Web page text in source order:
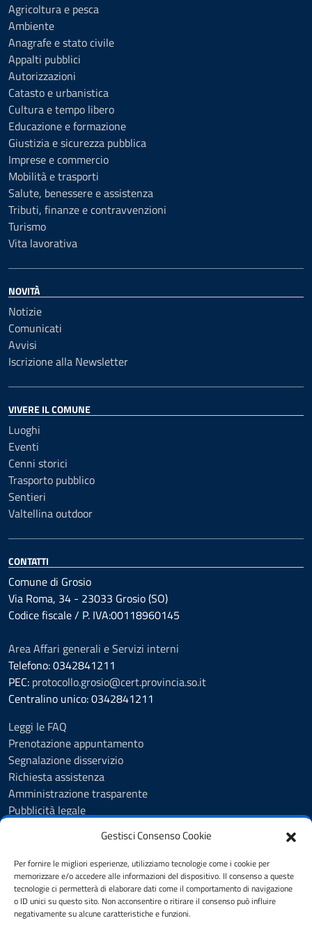
Gestisci Consenso Cookie
Per fornire le migliori esperienze, utilizziamo tecnologie come i cookie per
memorizzare e/o accedere alle informazioni del dispositivo. Il consenso a queste
tecnologie ci permetterà di elaborare dati come il comportamento di navigazione
o ID unici su questo sito. Non acconsentire o ritirare il consenso può influire
negativamente su alcune caratteristiche e funzioni.
Agricoltura e pesca
Ambiente
Anagrafe e stato civile
Appalti pubblici
Autorizzazioni
Catasto e urbanistica
Cultura e tempo libero
Educazione e formazione
Giustizia e sicurezza pubblica
Imprese e commercio
Mobilità e trasporti
Salute, benessere e assistenza
Tributi, finanze e contravvenzioni
Turismo
Vita lavorativa
NOVITÀ
Notizie
Comunicati
Avvisi
Iscrizione alla Newsletter
VIVERE IL COMUNE
Luoghi
Eventi
Cenni storici
Trasporto pubblico
Sentieri
Valtellina outdoor
CONTATTI
Comune di Grosio
Via Roma, 34 - 23033 Grosio (SO)
Codice fiscale / P. IVA:00118960145
Area Affari generali e Servizi interni
Telefono: 0342841211
PEC: protocollo.grosio@cert.provincia.so.it
Centralino unico: 0342841211
Leggi le FAQ
Prenotazione appuntamento
Segnalazione disservizio
Richiesta assistenza
Amministrazione trasparente
Pubblicità legale
Informativa privacy
Videosorveglianza - Privacy Policy
Dichiarazione di accessibilità
Note legali